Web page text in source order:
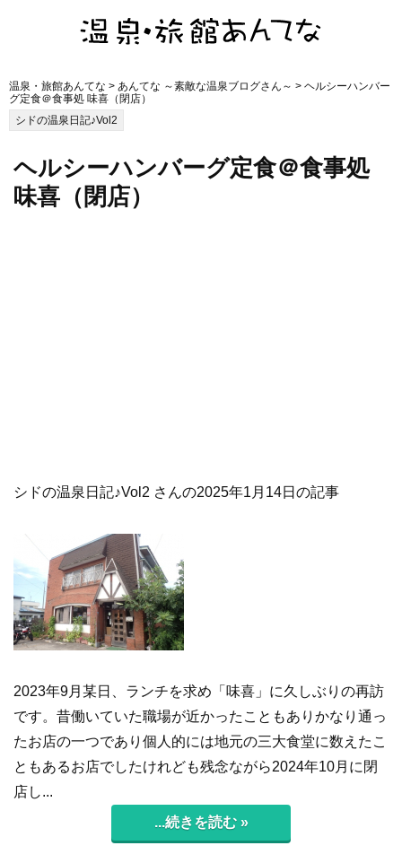
温泉・旅館あんてな > あんてな ～素敵な温泉ブログさん～ > ヘルシーハンバー
グ定食＠食事処 味喜（閉店）
シドの温泉日記♪Vol2
ヘルシーハンバーグ定食＠食事処
味喜（閉店）
シドの温泉日記♪Vol2 さんの2025年1月14日の記事
2023年9月某日、ランチを求め「味喜」に久しぶりの再訪
です。昔働いていた職場が近かったこともありかなり通っ
たお店の一つであり個人的には地元の三大食堂に数えたこ
ともあるお店でしたけれども残念ながら2024年10月に閉
店し...
...続きを読む »